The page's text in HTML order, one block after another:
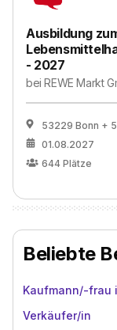
Ausbildung
- 2027
beiREWE Markt
53229 Bonn +
01.08.2027
644 Plätze
Beliebte
Kaufmann/-frau
Verkäufer/in